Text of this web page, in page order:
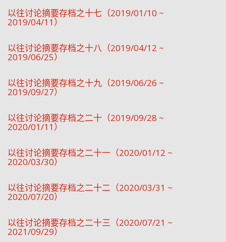
以往讨论摘要存档之十七（2019/01/10 ~
2019/04/11）
以往讨论摘要存档之十八（2019/04/12 ~
2019/06/25）
以往讨论摘要存档之十九（2019/06/26 ~
2019/09/27）
以往讨论摘要存档之二十（2019/09/28 ~
2020/01/11）
以往讨论摘要存档之二十一（2020/01/12 ~
2020/03/30）
以往讨论摘要存档之二十二（2020/03/31 ~
2020/07/20）
以往讨论摘要存档之二十三（2020/07/21 ~
2021/09/29）